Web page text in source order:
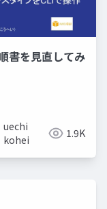
書を見直してみ
uechi
kohei
1.9K